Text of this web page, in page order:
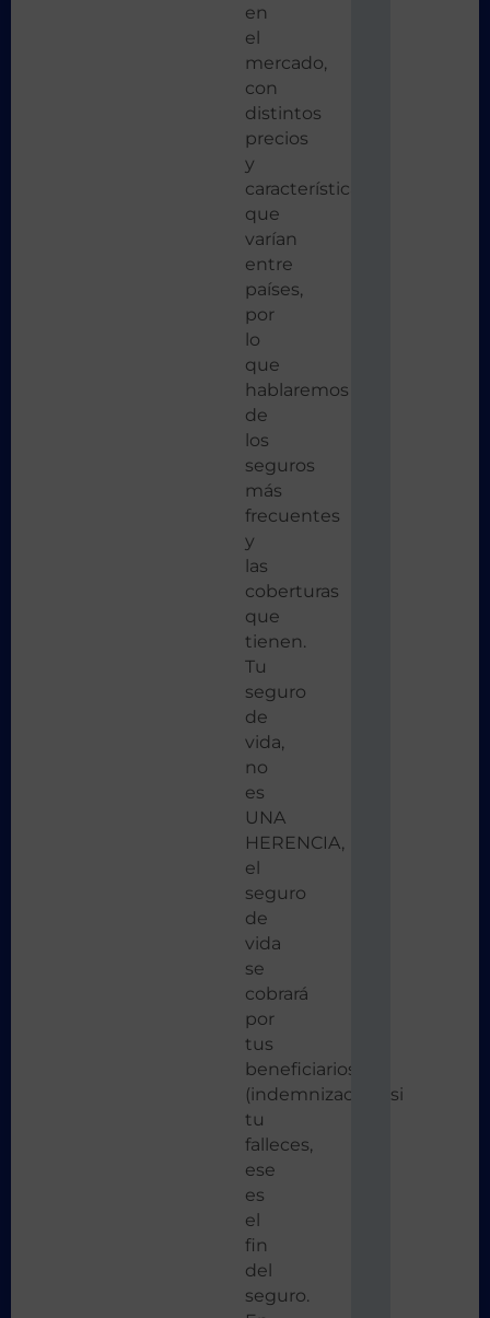
en
el
mercado,
con
distintos
precios
y
características
que
varían
entre
países,
por
lo
que
hablaremos
de
los
seguros
más
frecuentes
y
las
coberturas
que
tienen.
Tu
seguro
de
vida,
no
es
UNA
HERENCIA,
el
seguro
de
vida
se
cobrará
por
tus
beneficiarios
(indemnización) si
tu
falleces,
ese
es
el
fin
del
seguro.